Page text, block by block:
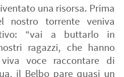
una risorsa. Prima
torrente veniva
“vai a buttarlo in
ragazzi, che hanno
voce raccontare di
il Belbo pare quasi un